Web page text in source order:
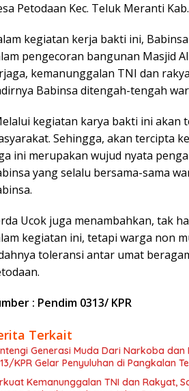
Petodaan Kec. Teluk Meranti
kegiatan kerja bakti ini,
pengecoran bangunan Masjid
kemanunggalan TNI dan
Babinsa ditengah-tengah
kegiatan karya bakti ini akan
Sehingga, akan tercipta
ini merupakan wujud nyata
yang selalu bersama-sama
Ucok juga menambahkan, tak
kegiatan ini, tetapi warga non
toleransi antar umat
: Pendim 0313/ KPR
Terkait
Generasi Muda Dari Narkoba dan
KPR Gelar Penyuluhan di Pangkalan
Kemanunggalan TNI dan Rakyat,